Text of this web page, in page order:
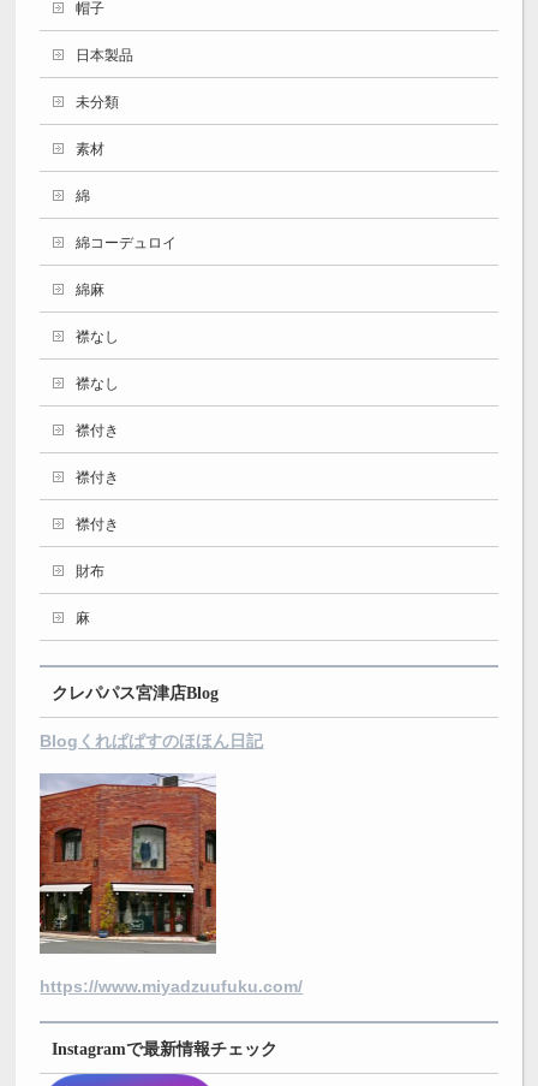
帽子
日本製品
未分類
素材
綿
綿コーデュロイ
綿麻
襟なし
襟なし
襟付き
襟付き
襟付き
財布
麻
クレパパス宮津店Blog
Blogくれぱぱすのほほん日記
https://www.miyadzuufuku.com/
Instagramで最新情報チェック